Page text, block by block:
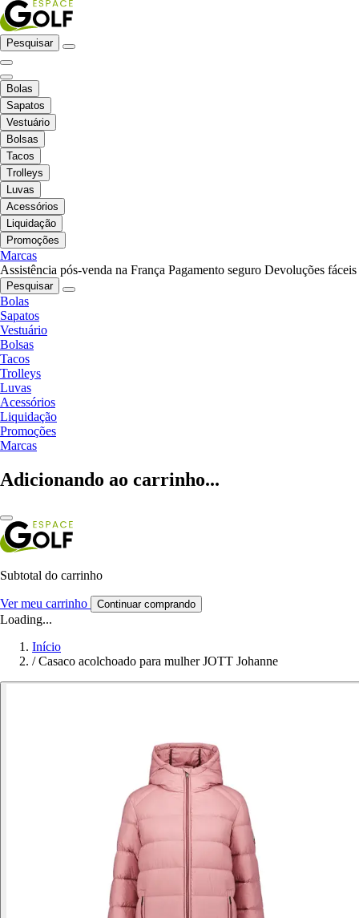
Pesquisar
Bolas
Sapatos
Vestuário
Bolsas
Tacos
Trolleys
Luvas
Acessórios
Liquidação
Promoções
Marcas
Assistência pós-venda na França Pagamento seguro Devoluções fáceis
Pesquisar
Bolas
Sapatos
Vestuário
Bolsas
Tacos
Trolleys
Luvas
Acessórios
Liquidação
Promoções
Marcas
Adicionando ao carrinho...
Subtotal do carrinho
Ver meu carrinho Continuar comprando
Loading...
Início
/ Casaco acolchoado para mulher JOTT Johanne